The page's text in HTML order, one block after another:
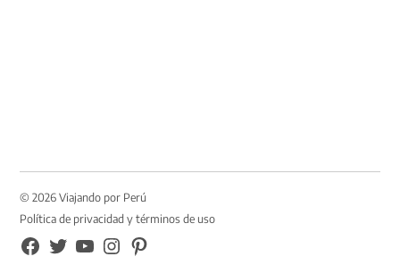
© 2026 Viajando por Perú
Política de privacidad y términos de uso
FB
TW YouTubeInstagramPinterest